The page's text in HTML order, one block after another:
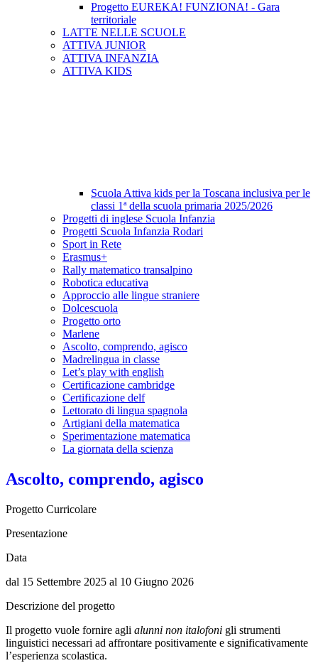
Progetto EUREKA! FUNZIONA! - Gara
territoriale
LATTE NELLE SCUOLE
ATTIVA JUNIOR
ATTIVA INFANZIA
ATTIVA KIDS
Scuola Attiva kids per la Toscana inclusiva per le
classi 1ª della scuola primaria 2025/2026
Progetti di inglese Scuola Infanzia
Progetti Scuola Infanzia Rodari
Sport in Rete
Erasmus+
Rally matematico transalpino
Robotica educativa
Approccio alle lingue straniere
Dolcescuola
Progetto orto
Marlene
Ascolto, comprendo, agisco
Madrelingua in classe
Let’s play with english
Certificazione cambridge
Certificazione delf
Lettorato di lingua spagnola
Artigiani della matematica
Sperimentazione matematica
La giornata della scienza
Ascolto, comprendo, agisco
Progetto Curricolare
Presentazione
Data
dal 15 Settembre 2025 al 10 Giugno 2026
Descrizione del progetto
Il progetto vuole fornire agli alunni non italofoni gli strumenti
linguistici necessari ad affrontare positivamente e significativamente
l’esperienza scolastica.